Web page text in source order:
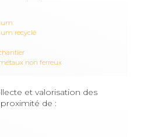
recyclé
non ferreux
et valorisation des
de :